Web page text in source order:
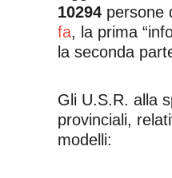
10294 persone
fa, la prima
la seconda
Gli U.S.R. alla
provinciali,
modelli: